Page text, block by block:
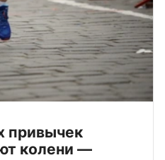
привычек
колени —